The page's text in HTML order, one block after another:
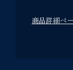
商品詳細ペ